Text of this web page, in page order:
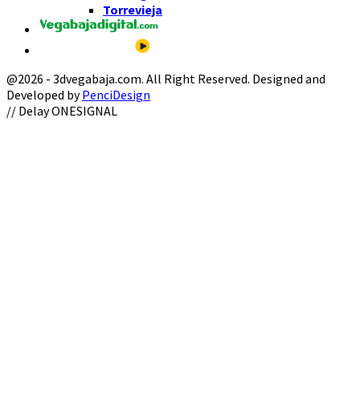
Torrevieja
@2026 - 3dvegabaja.com. All Right Reserved. Designed and
Developed byPenciDesign
Facebook
Twitter
Instagram
Youtube
Email
// Delay ONESIGNAL